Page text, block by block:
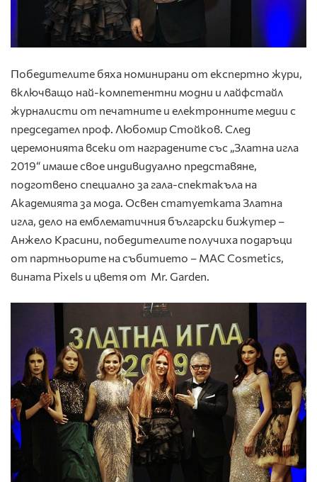
Победителите бяха номинирани от експертно жури,
включващо най-компетентни модни и лайфстайл
журналисти от печатните и електронните медии с
председател проф. Любомир Стойков. След
церемонията всеки от наградените със „Златна игла
2019“ имаше свое индивидуално представяне,
подготвено специално за гала-спектакъла на
Академията за мода. Освен статуетката Златна
игла, дело на емблематичния български бижутер –
Анжело Красини, победителите получиха подаръци
от партньорите на събитието – MAC Cosmetics,
вината Pixels и цветя от Mr. Garden.